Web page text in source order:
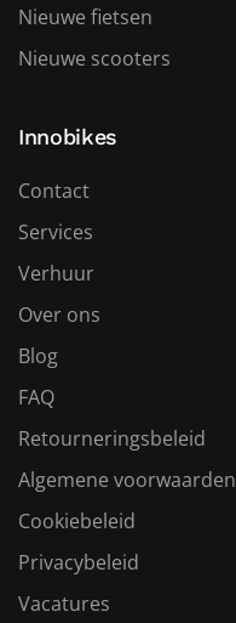
Nieuwe fietsen
Nieuwe scooters
Innobikes
Contact
Services
Verhuur
Over ons
Blog
FAQ
Retourneringsbeleid
Algemene voorwaarden
Cookiebeleid
Privacybeleid
Vacatures